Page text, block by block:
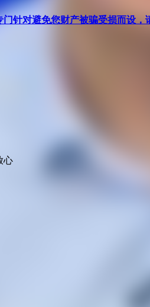
针对避免您财产被骗受损而设，
心